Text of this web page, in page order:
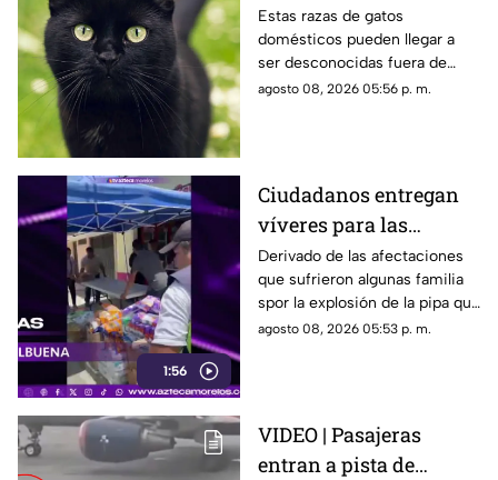
cinco razas más raras
de gatos domésticos en
todo el mundo
Estas razas de gatos
domésticos pueden llegar a
ser desconocidas fuera de
círculos especializados, y
agosto 08, 2026 05:56 p. m.
1:56
Ciudadanos entregan
víveres para las
familias afectadas por
la explosión de pipa en
Cuernavaca
Derivado de las afectaciones
que sufrieron algunas familia
spor la explosión de la pipa que
transportaba gas LP,
agosto 08, 2026 05:53 p. m.
VIDEO | Pasajeras
entran a pista de